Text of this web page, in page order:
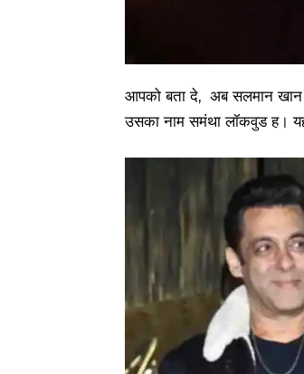
आपको बता दे, अब सलमान खान
उसका नाम समंथा लॉकवुड ह।